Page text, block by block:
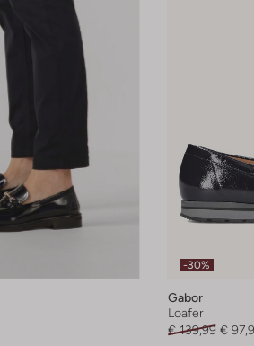
-30%
Gabor
Loafer
€ 139,99 €